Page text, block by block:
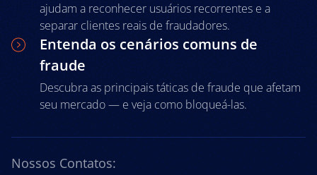
ajudam a reconhecer usuários recorrentes e a
separar clientes reais de fraudadores.
Entenda os cenários comuns de
fraude
Descubra as principais táticas de fraude que afetam
seu mercado — e veja como bloqueá-las.
Nossos Contatos: